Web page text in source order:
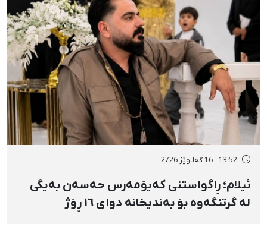
13:52 - 16 گەلاوێژ 2726
ئیلام؛ ڕاگواستنی کەیۆمەرس حەسەن بەیگی
لە گرتنگەوە بۆ بەندیخانە دوای ١٦ ڕۆژ